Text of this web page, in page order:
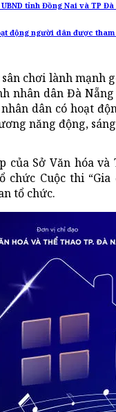
tỉnh Đồng Nai và TP Đà
động người dân được tham
chơi lành mạnh
nhân dân Đà
dân có hoạt
năng động,
của Sở Văn hóa
chức Cuộc thi
tổ chức.